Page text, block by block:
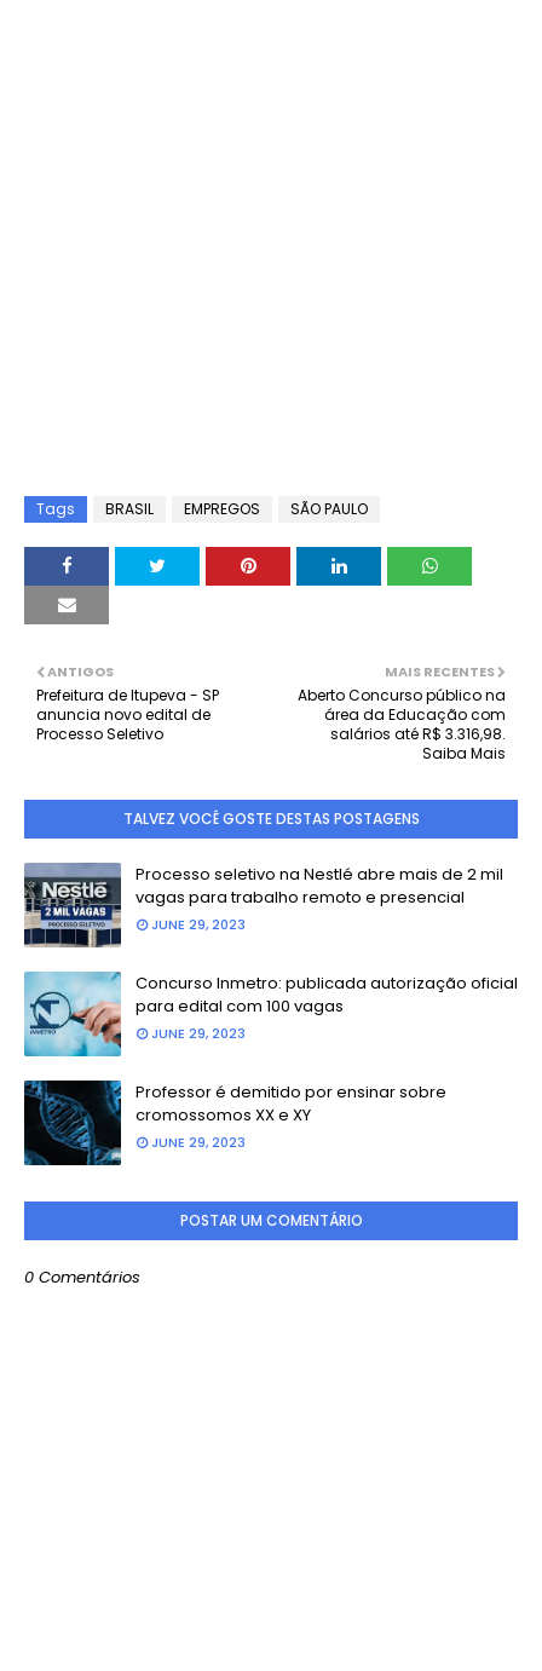
Tags BRASIL EMPREGOS SÃO PAULO
MAIS RECENTES
Aberto Concurso público na
área da Educação com
salários até R$ 3.316,98.
Saiba Mais
ANTIGOS
Prefeitura de Itupeva - SP
anuncia novo edital de
Processo Seletivo
TALVEZ VOCÊ GOSTE DESTAS POSTAGENS
Processo seletivo na Nestlé abre mais de 2 mil
vagas para trabalho remoto e presencial
JUNE 29, 2023
Concurso Inmetro: publicada autorização oficial
para edital com 100 vagas
JUNE 29, 2023
Professor é demitido por ensinar sobre
cromossomos XX e XY
JUNE 29, 2023
POSTAR UM COMENTÁRIO
0 Comentários